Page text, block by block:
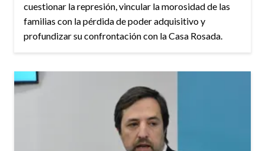
cuestionar la represión, vincular la morosidad de las
familias con la pérdida de poder adquisitivo y
profundizar su confrontación con la Casa Rosada.